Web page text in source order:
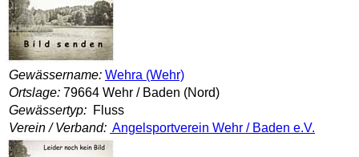
Gewässername: Wehra (Wehr)
Ortslage: 79664 Wehr / Baden (Nord)
Gewässertyp: Fluss
Verein / Verband: Angelsportverein Wehr / Baden e.V.